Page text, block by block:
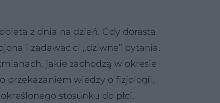
z dnia na dzień. Gdy dorasta
i zadawać ci „dziwne” pytania.
jakie zachodzą w okresie
przekazaniem wiedzy o fizjologii,
stosunku do płci,